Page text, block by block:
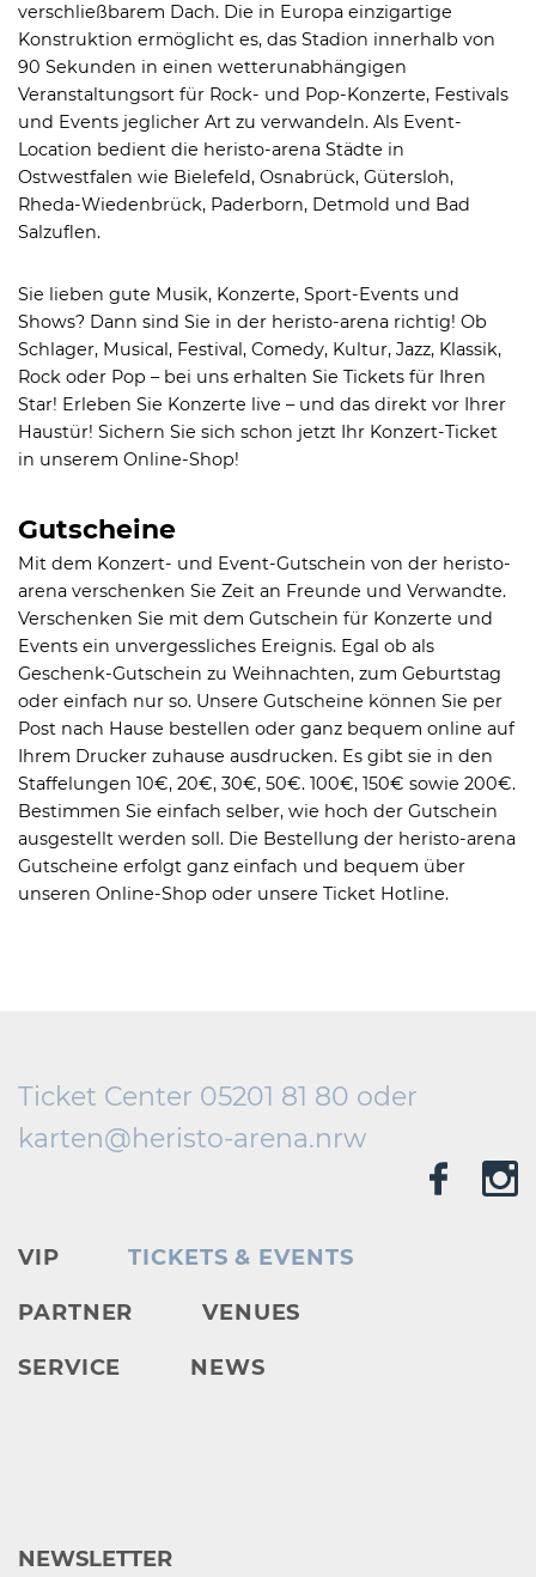
verschließbarem Dach. Die in Europa einzigartige
Konstruktion ermöglicht es, das Stadion innerhalb von
90 Sekunden in einen wetterunabhängigen
Veranstaltungsort für Rock- und Pop-Konzerte, Festivals
und Events jeglicher Art zu verwandeln. Als Event-
Location bedient die heristo-arena Städte in
Ostwestfalen wie Bielefeld, Osnabrück, Gütersloh,
Rheda-Wiedenbrück, Paderborn, Detmold und Bad
Salzuflen.
Sie lieben gute Musik, Konzerte, Sport-Events und
Shows? Dann sind Sie in der heristo-arena richtig! Ob
Schlager, Musical, Festival, Comedy, Kultur, Jazz, Klassik,
Rock oder Pop – bei uns erhalten Sie Tickets für Ihren
Star! Erleben Sie Konzerte live – und das direkt vor Ihrer
Haustür! Sichern Sie sich schon jetzt Ihr Konzert-Ticket
in unserem Online-Shop!
Gutscheine
Mit dem Konzert- und Event-Gutschein von der heristo-
arena verschenken Sie Zeit an Freunde und Verwandte.
Verschenken Sie mit dem Gutschein für Konzerte und
Events ein unvergessliches Ereignis. Egal ob als
Geschenk-Gutschein zu Weihnachten, zum Geburtstag
oder einfach nur so. Unsere Gutscheine können Sie per
Post nach Hause bestellen oder ganz bequem online auf
Ihrem Drucker zuhause ausdrucken. Es gibt sie in den
Staffelungen 10€, 20€, 30€, 50€. 100€, 150€ sowie 200€.
Bestimmen Sie einfach selber, wie hoch der Gutschein
ausgestellt werden soll. Die Bestellung der heristo-arena
Gutscheine erfolgt ganz einfach und bequem über
unseren Online-Shop oder unsere Ticket Hotline.
Ticket Center 05201 81 80 oder
karten@heristo-arena.nrw
VIP TICKETS & EVENTS
PARTNER VENUES
SERVICE NEWS
NEWSLETTER